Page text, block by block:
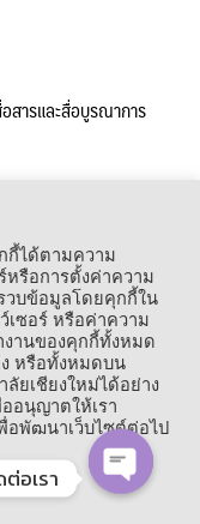
สารและสื่อบูรณาการ
Chiang Mai
กี้ได้ตามความ
หรือการตั้งค่าความ
วบข้อมูลโดยคุกกี้ใน
เซอร์ หรือค่าความ
งานของคุกกี้ทั้งหมด
หรือทั้งหมดบน
ยเชียงใหม่ได้อย่าง
อนุญาตให้เรา
อพัฒนาเว็บไซต์ต่อไป
อเรา
OPEN